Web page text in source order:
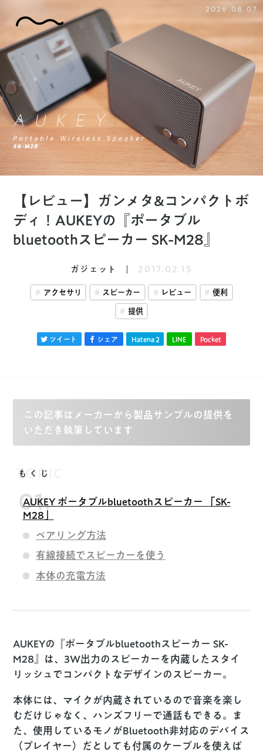
2026.08.07
【レビュー】ガンメタ&コンパクトボ
ディ！AUKEYの『ポータブル
bluetoothスピーカー SK-M28』
ガジェット 2017.02.15
アクセサリ スピーカー レビュー 便利
提供
ツイート シェア Hatena 2 LINE Pocket
この記事はメーカーから製品サンプルの提供を
いただき執筆しています
TOPIC
もくじ
AUKEY ポータブルbluetoothスピーカー 「SK-
M28」
ペアリング方法
有線接続でスピーカーを使う
本体の充電方法
AUKEYの『ポータブルbluetoothスピーカー SK-
M28』は、3W出力のスピーカーを内蔵したスタイ
リッシュでコンパクト なデザインのスピーカー。
本体には、マイクが内蔵されているので音楽を楽し
むだけじゃなく、ハンズフリーで通話もできる。ま
た、使用しているモノがBluetooth非対応のデバイス
（プレイヤー）だとしても付属のケーブルを使えば